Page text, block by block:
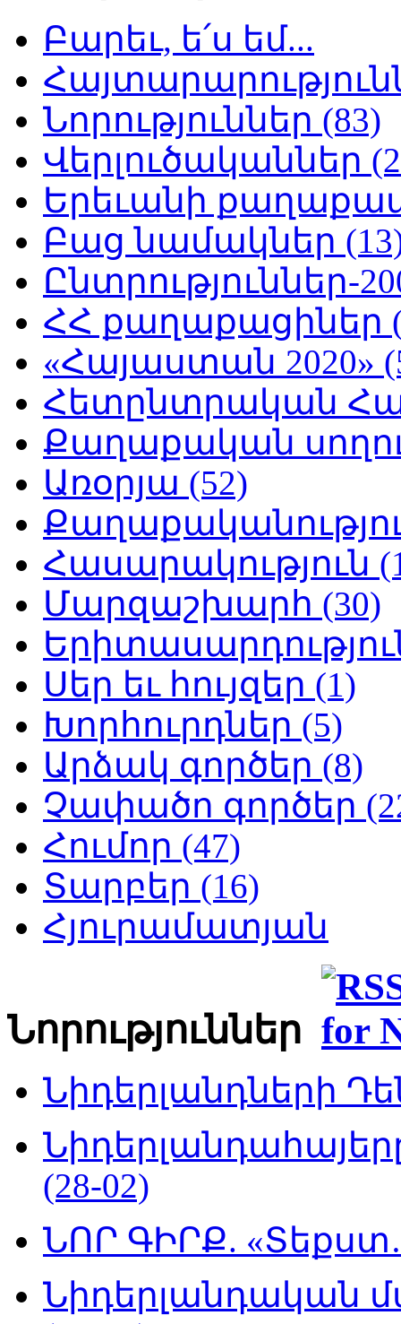
Բարեւ, ե՛ս եմ...
Նորություններ (83)
Վերլուծականներ
Երեւանի
Բաց նամակներ
Ընտրություններ-
ՀՀ քաղաքացիներ
«Հայաստան 2020»
Հետընտրական
Քաղաքական
Առօրյա (52)
Հասարակություն
Մարզաշխարհ (30)
Սեր եւ հույզեր (1)
Խորհուրդներ (5)
Արձակ գործեր (8)
Չափածո գործեր
Հումոր (47)
Տարբեր (16)
Հյուրամատյան
Նորություններ
Նիդերլանդների
(28-02)
ՆՈՐ ԳԻՐՔ.
Նիդերլանդական